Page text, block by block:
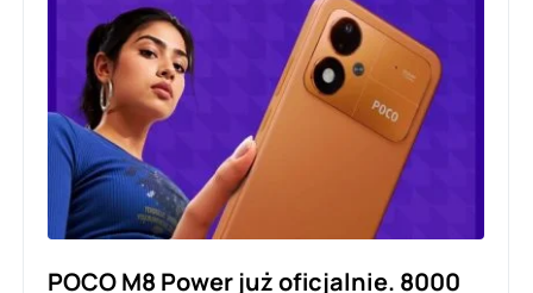
POCO M8 Power już oficjalnie. 8000